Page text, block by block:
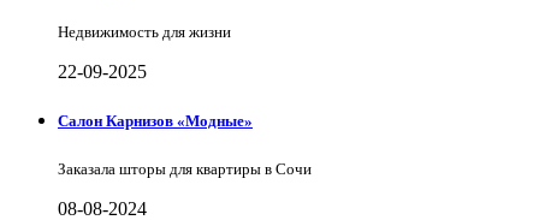
Недвижимость для жизни
22-09-2025
Салон Карнизов «Модные»
Заказала шторы для квартиры в Сочи
08-08-2024